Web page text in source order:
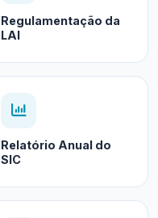
Regulamentação da
LAI
Relatório Anual do
SIC